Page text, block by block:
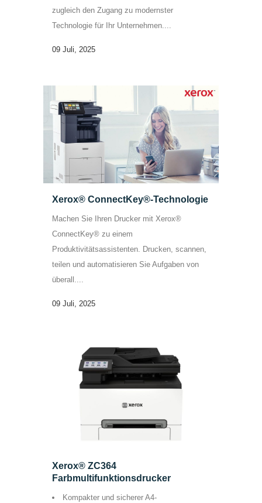
zugleich den Zugang zu modernster
Technologie für Ihr Unternehmen....
09 Juli, 2025
Xerox® ConnectKey®-Technologie
Machen Sie Ihren Drucker mit Xerox®
ConnectKey® zu einem
Produktivitätsassistenten. Drucken, scannen,
teilen und automatisieren Sie Aufgaben von
überall....
09 Juli, 2025
Xerox® ZC364
Farbmultifunktionsdrucker
Kompakter und sicherer A4-